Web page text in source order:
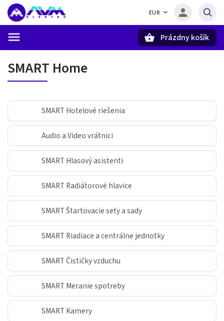
EUR
Prázdny košík
SMART Home
SMART Hotelové riešenia
Audio a Video vrátnici
SMART Hlasový asistenti
SMART Radiátorové hlavice
SMART Štartovacie sety a sady
SMART Riadiace a centrálne jednotky
SMART Čističky vzduchu
SMART Meranie spotreby
SMART Kamery